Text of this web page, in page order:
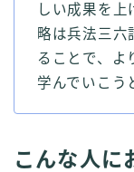
しい成果を上
略は兵法三六
ることで、よ
学んでいこう
こんな人に